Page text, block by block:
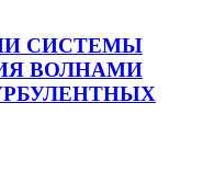
СИСТЕМЫ
ВОЛНАМИ